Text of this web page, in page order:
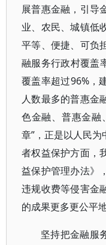
展普惠金融，引导
业、农民、城镇低
平等、便捷、可负
融服务行政村覆盖
覆盖率超过96%，
人数最多的普惠金
色金融、普惠金融
章”，正是以人民
者权益保护方面，
益保护管理办法》
违规收费等侵害金
的成果更多更公平
坚持把金融服